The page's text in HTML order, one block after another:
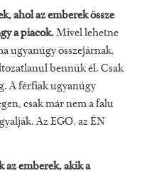
ahol az emberek össze
a piacok.Mivel lehetne
ugyanúgy összejárnak,
bennük él. Csak
A férfiak ugyanúgy
csak már nem a falu
Az EGO, az ÉN
az emberek, akik a